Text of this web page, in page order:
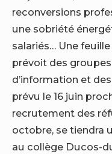
reconversions
une sobriété
salariés… Une
prévoit des
d’information et
prévu le 16 juin
recrutement des
octobre, se tiendra
au collège Ducos-